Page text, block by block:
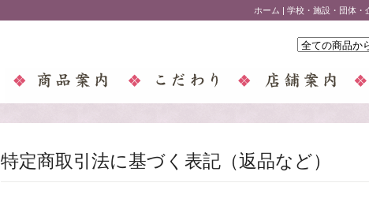
ホーム | 学校・施設・団体・
特定商取引法に基づく表記（返品など）